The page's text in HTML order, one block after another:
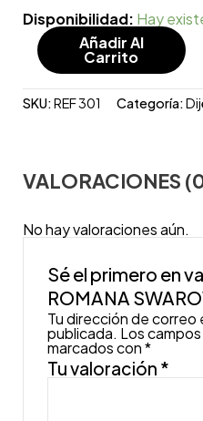
Disponibilidad: Hay
Añadir Al
Carrito
SKU:REF 301 Categoría:
VALORACIONES
No hay valoraciones aún.
Sé el primero en
ROMANA
Tu dirección de
publicada. Los
marcados con*
Tu valoración *